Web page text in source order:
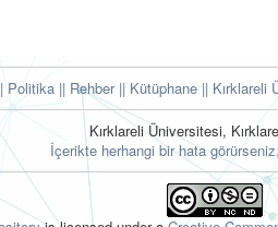
Politika || Rehber|| Kütüphane || Kırklareli
Kırklareli Üniversitesi,
İçerikte herhangi bir hata